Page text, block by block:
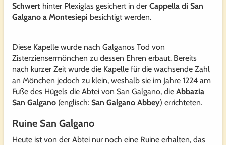
Schwert hinter Plexiglas gesichert in der Cappella di San
Galgano a Montesiepi besichtigt werden.
Diese Kapelle wurde nach Galganos Tod von
Zisterziensermönchen zu dessen Ehren erbaut. Bereits
nach kurzer Zeit wurde die Kapelle für die wachsende Zahl
an Mönchen jedoch zu klein, weshalb sie im Jahre 1224 am
Fuße des Hügels die Abtei von San Galgano, die Abbazia
San Galgano (englisch: San Galgano Abbey) errichteten.
Ruine San Galgano
Heute ist von der Abtei nur noch eine Ruine erhalten, das